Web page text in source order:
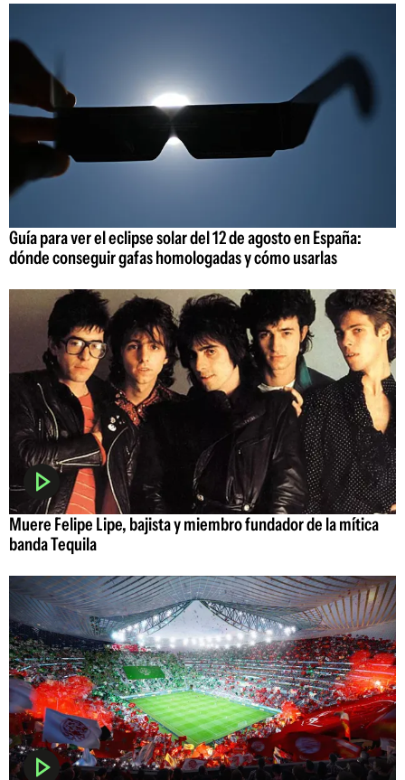
Guía para ver el eclipse solar del 12 de agosto en España:
dónde conseguir gafas homologadas y cómo usarlas
Muere Felipe Lipe, bajista y miembro fundador de la mítica
banda Tequila